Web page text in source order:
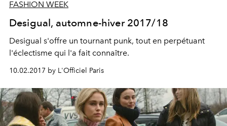
FASHION WEEK
Desigual, automne-hiver 2017/18
Desigual s'offre un tournant punk, tout en perpétuant
l'éclectisme qui l'a fait connaître.
10.02.2017 by L'Officiel Paris